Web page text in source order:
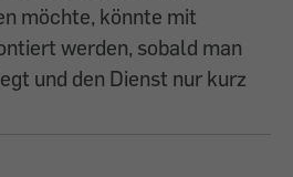
möchte, könnte mit
werden, sobald man
und den Dienst nur kurz